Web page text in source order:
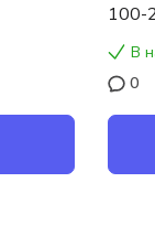
100-
В
0